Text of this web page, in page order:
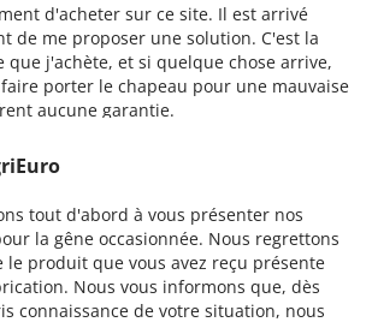
d'acheter sur ce site. Il est arrivé
de me proposer une solution. C'est la
que j'achète, et si quelque chose arrive,
porter le chapeau pour une mauvaise
aucune garantie.
tout d'abord à vous présenter nos
la gêne occasionnée. Nous regrettons
produit que vous avez reçu présente
Nous vous informons que, dès
connaissance de votre situation, nous